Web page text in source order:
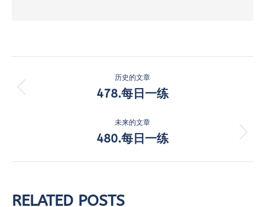
章
历史的文章
历
的
文
章：
478.每日一练
未来的文章
未
的
480.每日一练
RELATED POSTS